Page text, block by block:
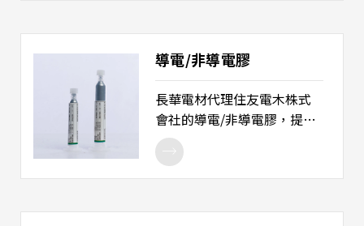
導電/非導電膠
長華電材代理住友電木株式
會社的導電/非導電膠，提供
出色的性能和易用性，適用
於晶片黏著、散熱、導電及
吸收熱應力等用途，廣泛應